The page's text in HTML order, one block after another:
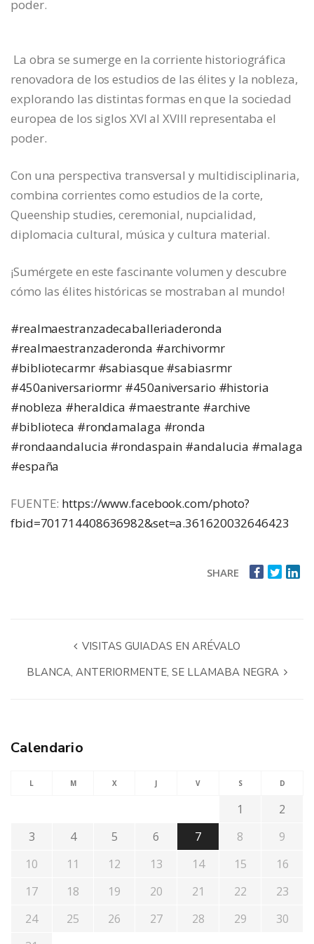
poder.
La obra se sumerge en la corriente historiográfica
renovadora de los estudios de las élites y la nobleza,
explorando las distintas formas en que la sociedad
europea de los siglos XVI al XVIII representaba el
poder.
Con una perspectiva transversal y multidisciplinaria,
combina corrientes como estudios de la corte,
Queenship studies, ceremonial, nupcialidad,
diplomacia cultural, música y cultura material.
¡Sumérgete en este fascinante volumen y descubre
cómo las élites históricas se mostraban al mundo!
#realmaestranzadecaballeriaderonda
#realmaestranzaderonda #archivormr
#bibliotecarmr #sabiasque#sabiasrmr
#450aniversariormr #450aniversario #historia
#nobleza #heraldica #maestrante #archive
#biblioteca #rondamalaga #ronda
#rondaandalucia #rondaspain #andalucia #malaga
#españa
FUENTE: https://www.facebook.com/photo?
fbid=701714408636982&set=a.361620032646423
SHARE
VISITAS GUIADAS EN ARÉVALO
BLANCA, ANTERIORMENTE, SE LLAMABA NEGRA
Calendario
L M X J V S D
1
2
3
4 5 6 7 8
9
10
11 12 13 14 15
16
17
18 19 20 21 22
23
24
25 26 27 28 29
30